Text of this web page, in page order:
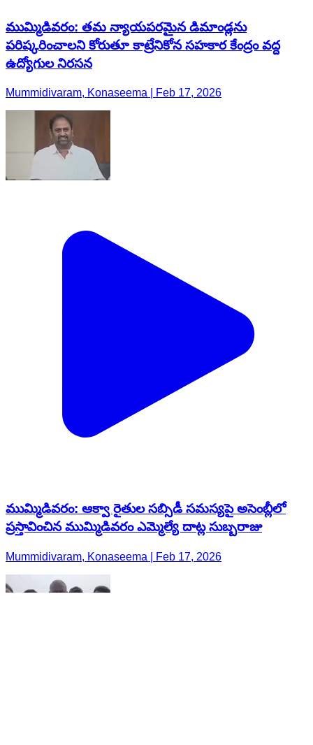
ముమ్మిడివరం: తమ న్యాయపరమైన డిమాండ్లను
పరిష్కరించాలని కోరుతూ కాట్రేనికోన సహకార కేంద్రం వద్ద
ఉద్యోగుల నిరసన
Mummidivaram, Konaseema | Feb 17, 2026
ముమ్మిడివరం: ఆక్వా రైతుల సబ్సిడీ సమస్యపై అసెంబ్లీలో
ప్రస్తావించిన ముమ్మిడివరం ఎమ్మెల్యే దాట్ల సుబ్బరాజు
Mummidivaram, Konaseema | Feb 17, 2026